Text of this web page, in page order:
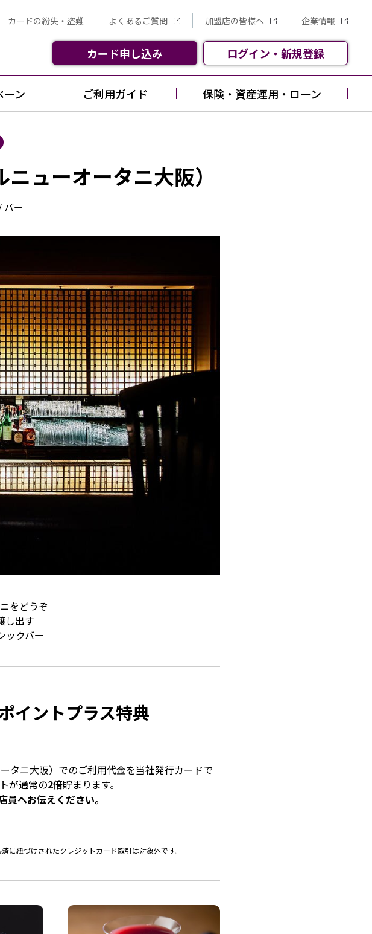
カードの紛失・盗難 よくあるご質問 加盟店の皆様へ 企業情報
カード申し込み ログイン ・ 新規登録
ーン ご利用ガイド 保険・資産運用・ローン
ューオータニ大阪）
バー
をどうぞ
し出す
ックバー
イントプラス特典
タニ大阪）でのご利用代金を当社発行カードで
が通常の2倍貯まります。
へお伝えください。
紐づけされたクレジットカード取引は対象外です。